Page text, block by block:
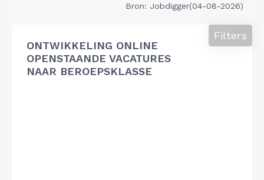
Bron: Jobdigger(04-08-2026)
ONTWIKKELING ONLINE
OPENSTAANDE VACATURES
NAAR BEROEPSKLASSE
Filters